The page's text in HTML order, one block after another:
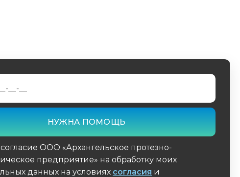
ООО «Архангельское протезно-
предприятие» на обработку моих
данных на условиях согласия и